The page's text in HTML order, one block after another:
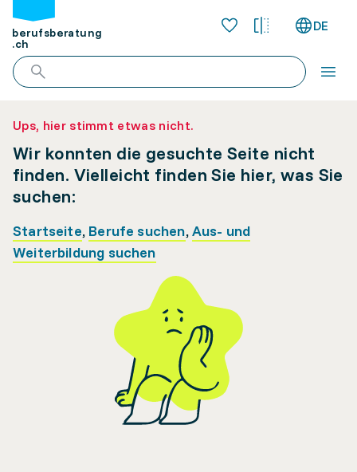
berufsberatung
.ch
DE
Ups, hier stimmt etwas nicht.
Wir konnten die gesuchte Seite nicht
finden. Vielleicht finden Sie hier, was Sie
suchen:
Startseite, Berufe suchen,Aus- und
Weiterbildung suchen